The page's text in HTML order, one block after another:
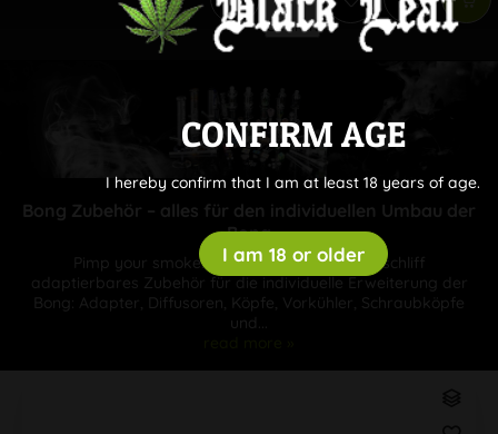
Search
Bong Zubehör – alles für den individuellen Umbau der
Bong
Pimp your smoke. Passgenau durch Normschliff
adaptierbares Zubehör für die individuelle Erweiterung der
Bong: Adapter, Diffusoren, Köpfe, Vorkühler, Schraubköpfe
und...
CONFIRM AGE
I hereby confirm that I am at least 18 years of age.
I am 18 or older